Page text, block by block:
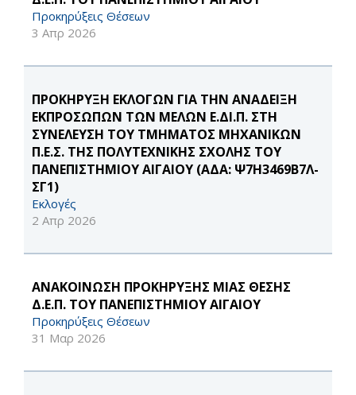
Προκηρύξεις Θέσεων
3 Απρ 2026
ΠΡΟΚΗΡΥΞΗ ΕΚΛΟΓΩΝ ΓΙΑ ΤΗΝ ΑΝΑΔΕΙΞΗ
ΕΚΠΡΟΣΩΠΩΝ ΤΩΝ ΜΕΛΩΝ Ε.ΔΙ.Π. ΣΤΗ
ΣΥΝΕΛΕΥΣΗ ΤΟΥ ΤΜΗΜΑΤΟΣ ΜΗΧΑΝΙΚΩΝ
Π.Ε.Σ. ΤΗΣ ΠΟΛΥΤΕΧΝΙΚΗΣ ΣΧΟΛΗΣ ΤΟΥ
ΠΑΝΕΠΙΣΤΗΜΙΟΥ ΑΙΓΑΙΟΥ (ΑΔΑ: Ψ7Η3469Β7Λ-
ΣΓ1)
Εκλογές
2 Απρ 2026
ΑΝΑΚΟΙΝΩΣΗ ΠΡΟΚΗΡΥΞΗΣ ΜΙΑΣ ΘΕΣΗΣ
Δ.Ε.Π. ΤΟΥ ΠΑΝΕΠΙΣΤΗΜΙΟΥ ΑΙΓΑΙΟΥ
Προκηρύξεις Θέσεων
31 Μαρ 2026